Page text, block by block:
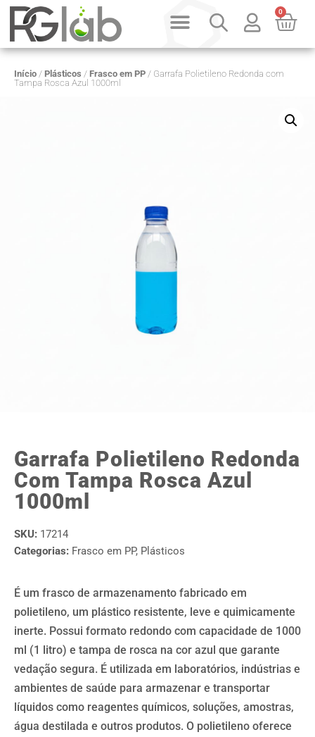
0
Início / Plásticos / Frasco em PP / Garrafa Polietileno Redonda com
Tampa Rosca Azul 1000ml
Garrafa Polietileno Redonda
Com Tampa Rosca Azul
1000ml
SKU: 17214
Categorias: Frasco em PP, Plásticos
É um frasco de armazenamento fabricado em
polietileno, um plástico resistente, leve e quimicamente
inerte. Possui formato redondo com capacidade de 1000
ml (1 litro) e tampa de rosca na cor azul que garante
vedação segura. É utilizada em laboratórios, indústrias e
ambientes de saúde para armazenar e transportar
líquidos como reagentes químicos, soluções, amostras,
água destilada e outros produtos. O polietileno oferece